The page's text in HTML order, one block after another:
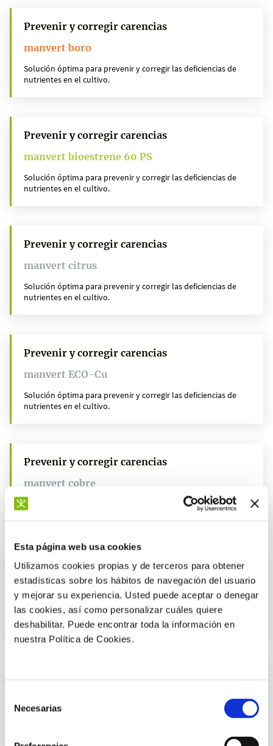
Esta página web usa cookies
Utilizamos cookies propias y de terceros para obtener
estadísticas sobre los hábitos de navegación del usuario
y mejorar su experiencia. Usted puede aceptar o denegar
las cookies, así como personalizar cuáles quiere
deshabilitar. Puede encontrar toda la información en
nuestra Política de Cookies.
Necesarias
Prevenir y corregir carencias
manvert boro
Solución óptima para prevenir y corregir las deficiencias de
nutrientes en el cultivo.
Prevenir y corregir carencias
manvert bioestrene 60 PS
Solución óptima para prevenir y corregir las deficiencias de
nutrientes en el cultivo.
Prevenir y corregir carencias
manvert citrus
Solución óptima para prevenir y corregir las deficiencias de
nutrientes en el cultivo.
Prevenir y corregir carencias
manvert ECO-Cu
Solución óptima para prevenir y corregir las deficiencias de
nutrientes en el cultivo.
Prevenir y corregir carencias
manvert cobre
Solución óptima para prevenir y corregir las deficiencias de
Prevenir y corregir carencias
manvert bioestrene enorto
Solución óptima para prevenir y corregir las deficiencias de
nutrientes en el cultivo.
Solución óptima para prevenir y corregir las deficiencias de